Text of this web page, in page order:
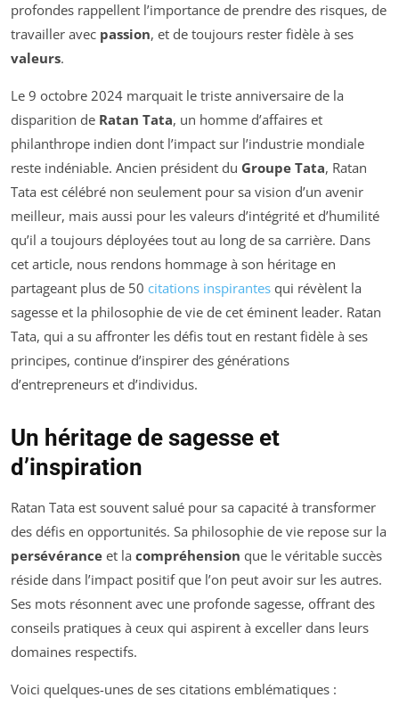
profondes rappellent l’importance de prendre des risques, de
travailler avec passion, et de toujours rester fidèle à ses
valeurs.
Le 9 octobre 2024 marquait le triste anniversaire de la
disparition de Ratan Tata, un homme d’affaires et
philanthrope indien dont l’impact sur l’industrie mondiale
reste indéniable. Ancien président du Groupe Tata, Ratan
Tata est célébré non seulement pour sa vision d’un avenir
meilleur, mais aussi pour les valeurs d’intégrité et d’humilité
qu’il a toujours déployées tout au long de sa carrière. Dans
cet article, nous rendons hommage à son héritage en
partageant plus de 50 citations inspirantes qui révèlent la
sagesse et la philosophie de vie de cet éminent leader. Ratan
Tata, qui a su affronter les défis tout en restant fidèle à ses
principes, continue d’inspirer des générations
d’entrepreneurs et d’individus.
Un héritage de sagesse et
d’inspiration
Ratan Tata est souvent salué pour sa capacité à transformer
des défis en opportunités. Sa philosophie de vie repose sur la
persévérance et la compréhension que le véritable succès
réside dans l’impact positif que l’on peut avoir sur les autres.
Ses mots résonnent avec une profonde sagesse, offrant des
conseils pratiques à ceux qui aspirent à exceller dans leurs
domaines respectifs.
Voici quelques-unes de ses citations emblématiques :